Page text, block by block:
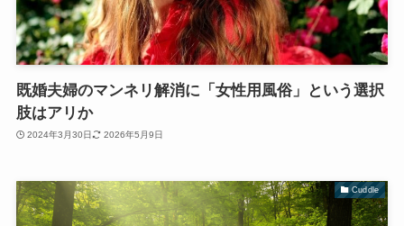
既婚夫婦のマンネリ解消に「女性用風俗」という選択
肢はアリか
2024年3月30日 2026年5月9日
Cuddle